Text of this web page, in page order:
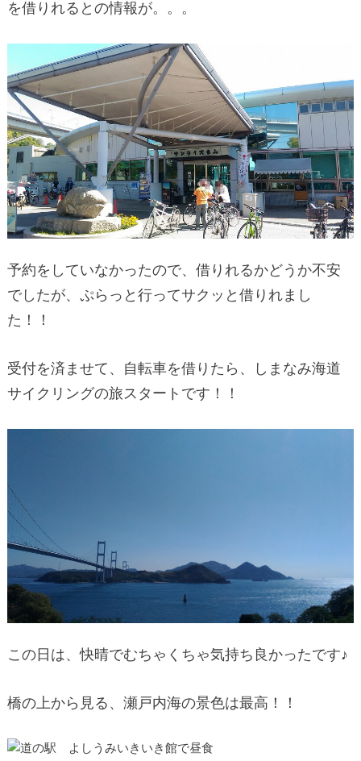
を借りれるとの情報が。。。
予約をしていなかったので、借りれるかどうか不安
でしたが、ぷらっと行ってサクッと借りれまし
た！！
受付を済ませて、自転車を借りたら、しまなみ海道
サイクリングの旅スタートです！！
この日は、快晴でむちゃくちゃ気持ち良かったです♪
橋の上から見る、瀬戸内海の景色は最高！！